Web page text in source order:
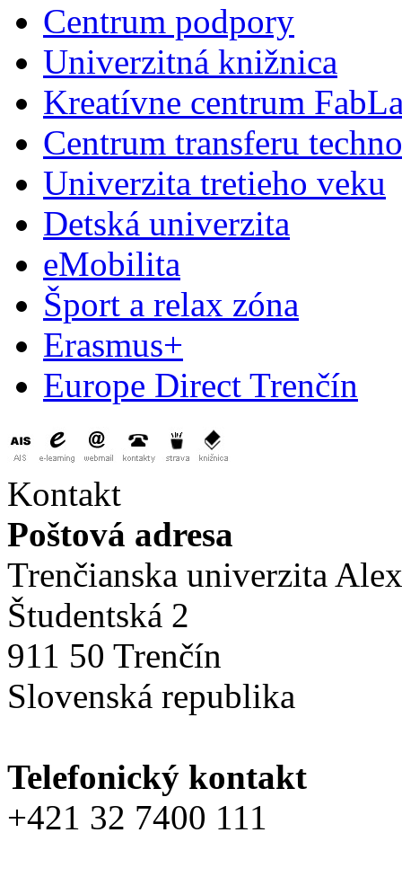
Centrum podpory
Univerzitná knižnica
Kreatívne centrum
Centrum transferu
Univerzita tretieho veku
Detská univerzita
eMobilita
Šport a relax zóna
Erasmus+
Europe Direct Trenčín
Kontakt
Poštová adresa
Trenčianska univerzita
Študentská 2
911 50 Trenčín
Slovenská republika
Telefonický kontakt
+421 32 7400 111